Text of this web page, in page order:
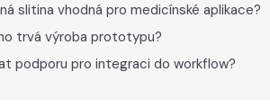
slitina vhodná pro medicínské aplikace?
trvá výroba prototypu?
podporu pro integraci do workflow?